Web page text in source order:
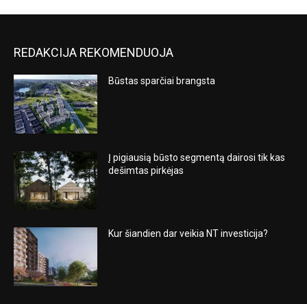
REDAKCIJA REKOMENDUOJA
Būstas sparčiai brangsta
Į pigiausią būsto segmentą dairosi tik kas
dešimtas pirkėjas
Kur šiandien dar veikia NT investicija?